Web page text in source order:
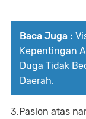
Baca Juga :
Kepentingan
Duga Tidak
Daerah.
3.Paslon atas